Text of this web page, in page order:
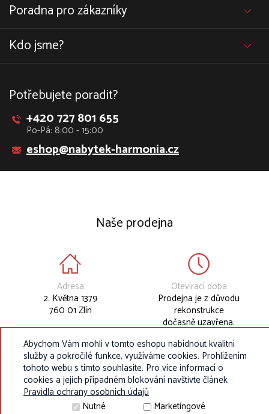
Poradna pro zákazníky
Kdo jsme?
Potřebujete poradit?
+420 727 801 655
Po-Pá: 8:00 - 15:00
eshop@nabytek-harmonia.cz
Naše prodejna
Adresa
2. Května 1379
760 01 Zlín
Otevírací doba
Prodejna je z důvodu
rekonstrukce
dočasně uzavřena.
Abychom Vám mohli v tomto eshopu nabídnout kvalitní
služby a pokročilé funkce, využíváme cookies. Prohlížením
tohoto webu s tímto souhlasíte. Pro více informací o
cookies a jejich případném blokování navštivte článek
Pravidla ochrany osobních údajů
Nutné
Marketingové